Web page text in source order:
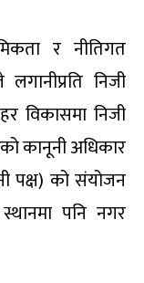
र नीतिगत
निजी
विकासमा निजी
कानूनी अधिकार
पक्ष) को संयोजन
पनि नगर